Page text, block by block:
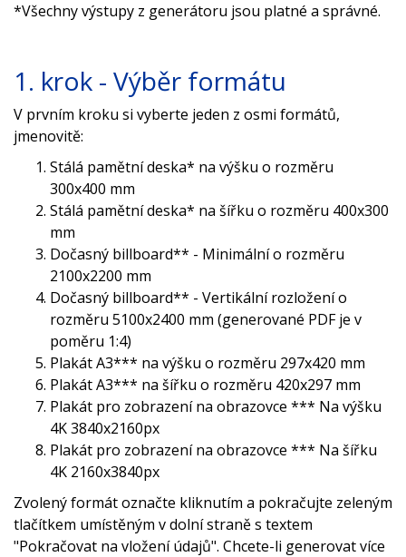
*Všechny výstupy z generátoru jsou platné a správné.
1. krok - Výběr formátu
V prvním kroku si vyberte jeden z osmi formátů,
jmenovitě:
Stálá pamětní deska* na výšku o rozměru
300x400 mm
Stálá pamětní deska* na šířku o rozměru 400x300
mm
Dočasný billboard** - Minimální o rozměru
2100x2200 mm
Dočasný billboard** - Vertikální rozložení o
rozměru 5100x2400 mm (generované PDF je v
poměru 1:4)
Plakát A3*** na výšku o rozměru 297x420 mm
Plakát A3*** na šířku o rozměru 420x297 mm
Plakát pro zobrazení na obrazovce *** Na výšku
4K 3840x2160px
Plakát pro zobrazení na obrazovce *** Na šířku
4K 2160x3840px
Zvolený formát označte kliknutím a pokračujte zeleným
tlačítkem umístěným v dolní straně s textem
"Pokračovat na vložení údajů". Chcete-li generovat více